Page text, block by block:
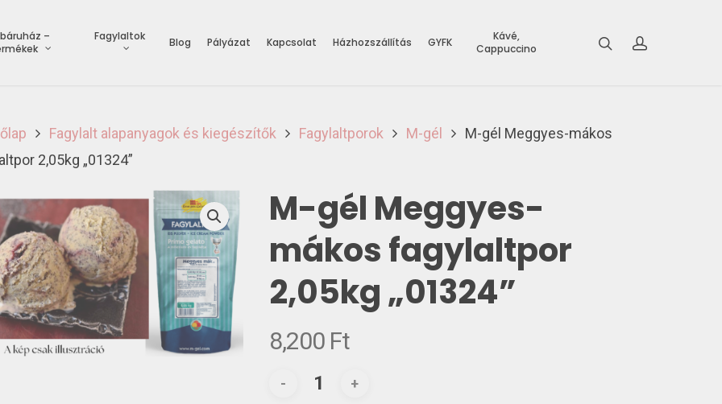
–
Fagylaltok Blog Pályázat Kapcsolat Házhozszállítás GYFK
Kávé,
Cappuccino
Fagylalt alapanyagok és kiegészítők Fagylaltporok M-gél
M-gél Meggyes-mákos
2,05kg „01324”
M-gél Meggyes-
mákos fagylaltpor
2,05kg „01324”
8,200 Ft